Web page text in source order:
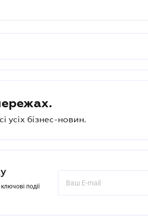
усіх бізнес-новин.
події